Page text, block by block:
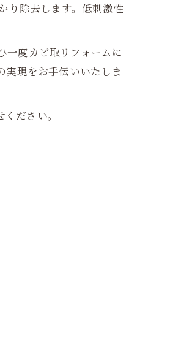
り除去します。低刺激性
一度カビ取リフォームに
実現をお手伝いいたしま
ださい。